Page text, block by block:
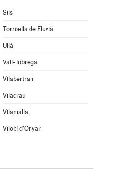
Sils
Torroella de Fluvià
Ullà
Vall-llobrega
Vilabertran
Viladrau
Vilamalla
Vilobí d'Onyar